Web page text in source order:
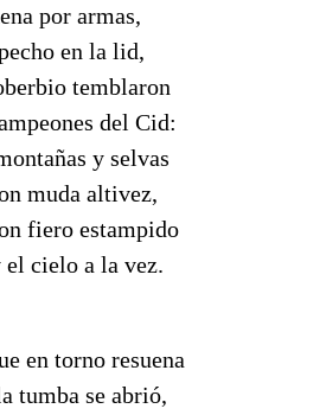
por armas,
en la lid,
temblaron
del Cid:
y selvas
muda altivez,
fiero estampido
el cielo a la vez.
en torno resuena
tumba se abrió,